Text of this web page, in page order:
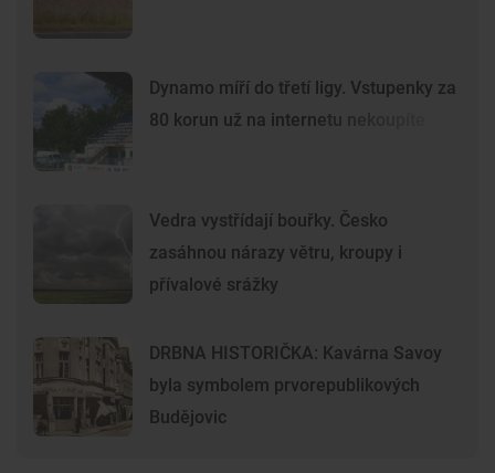
Dynamo míří do třetí ligy. Vstupenky za
80 korun už na internetu nekoupíte
Vedra vystřídají bouřky. Česko
zasáhnou nárazy větru, kroupy i
přívalové srážky
DRBNA HISTORIČKA: Kavárna Savoy
byla symbolem prvorepublikových
Budějovic